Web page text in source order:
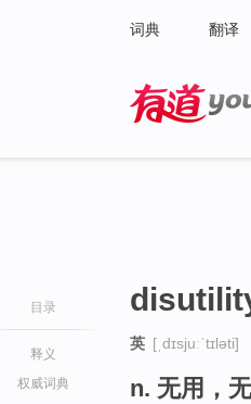
词典 翻译
目录
释义
权威词典
英 [ˌdɪsjuːˈtɪləti]
n. 无用，